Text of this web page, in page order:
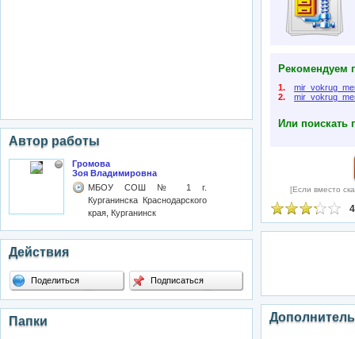
Автор работы
Громова
Зоя Владимировна
МБОУ СОШ № 1 г.
Курганинска Краснодарского
края, Курганинск
Действия
Поделиться Подписаться
Папки
Рекомендуем
1.
2.
Или поискать
[Если вместо